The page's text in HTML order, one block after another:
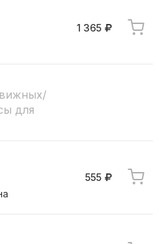
1 365
для
555